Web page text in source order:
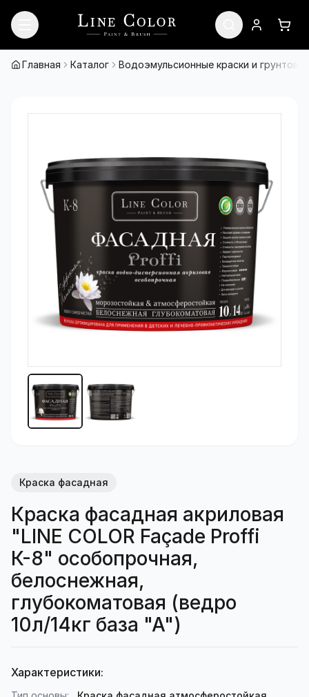
Войти
Главная Каталог Водоэмульсионные краски и грунтовки
Краска фасадная
Краска фасадная акриловая
"LINE COLOR Façade Proffi
К-8" особопрочная,
белоснежная,
глубокоматовая (ведро
10л/14кг база "А")
Характеристики: